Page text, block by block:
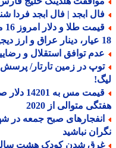
ابجد | فال ابجد فردا شنبه 17 مرداد ماه 1405
توافق استقلال و
در زمین تارتار/ پرسش
قیمت مس به
متوالی از 2020
صبح جمعه در
نباشید